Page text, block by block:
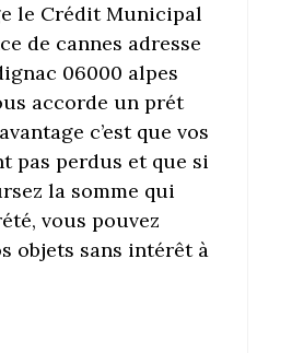
le Crédit Municipal
de cannes adresse
06000 alpes
accorde un prét
c’est que vos
pas perdus et que si
la somme qui
vous pouvez
objets sans intérêt à